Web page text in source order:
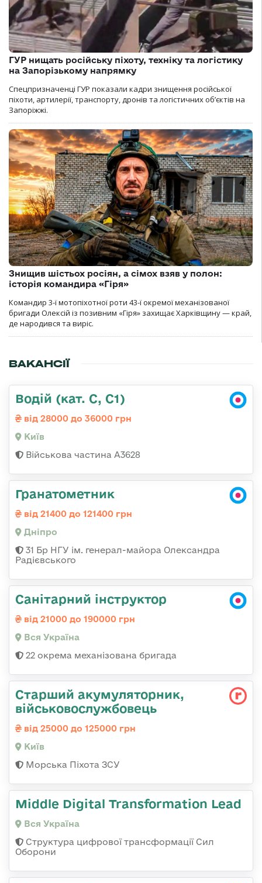
ГУР нищать російську піхоту, техніку та логістику
на Запорізькому напрямку
Спецпризначенці ГУР показали кадри знищення російської
піхоти, артилерії, транспорту, дронів та логістичних об’єктів на
Запоріжжі.
Знищив шістьох росіян, а сімох взяв у полон:
історія командира «Гіря»
Командир 3-ї мотопіхотної роти 43-ї окремої механізованої
бригади Олексій із позивним «Гіря» захищає Харківщину — край,
де народився та виріс.
ВАКАНСІЇ
Водій (кат. С, С1)
від 28000 до 36000 грн
Київ
Військова частина А3628
Гранатометник
від 21400 до 121400 грн
Дніпро
31 Бр НГУ ім. генерал-майора Олександра
Радієвського
Санітарний інструктор
від 21000 до 190000 грн
Вся Україна
22 окрема механізована бригада
Старший акумуляторник,
військовослужбовець
від 25000 до 125000 грн
Київ
Морська Піхота ЗСУ
Middle Digital Transformation Lead
Вся Україна
Структура цифрової трансформації Сил
Оборони